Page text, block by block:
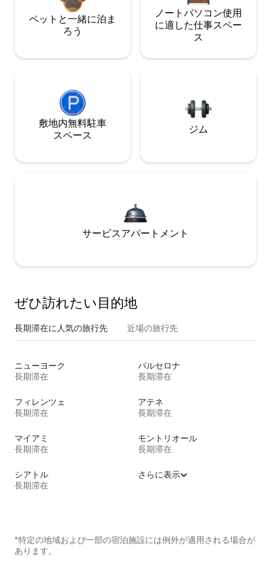
ペットと一緒に泊ま
ろう
ノートパソコン使用
に適した仕事スペー
ス
敷地内無料駐⁠車
ス⁠ペ⁠ー⁠ス
ジム
サービスアパートメント
ぜひ訪⁠れ⁠た⁠い目⁠的⁠地
長期滞在に人気の旅行先 近場の旅行先
ニューヨーク
長期滞在
バルセロナ
長期滞在
フィレンツェ
長期滞在
アテネ
長期滞在
マイアミ
長期滞在
モントリオール
長期滞在
シアトル
長期滞在
さらに表示
*特定の地域および一部の宿泊施設には例外が適用される場合が
あります。